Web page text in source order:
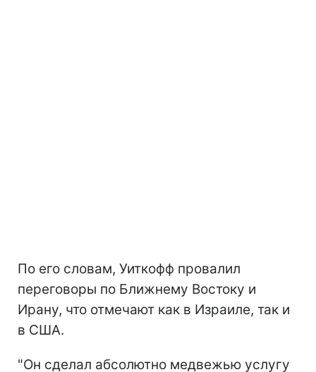
По его словам, Уиткофф провалил
переговоры по Ближнему Востоку и
Ирану, что отмечают как в Израиле, так и
в США.
"Он сделал абсолютно медвежью услугу